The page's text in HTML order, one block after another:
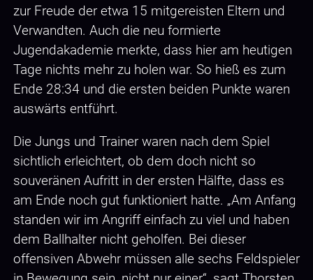
zur Freude der etwa 15 mitgereisten Eltern und
Verwandten. Auch die neu formierte
Jugendakademie merkte, dass hier am heutigen
Tage nichts mehr zu holen war. So hieß es zum
Ende 28:34 und die ersten beiden Punkte waren
auswärts entführt.
Die Jungs und Trainer waren nach dem Spiel
sichtlich erleichtert, ob dem doch nicht so
souveränen Aufritt in der ersten Hälfte, dass es
am Ende noch gut funktioniert hatte. „Am Anfang
standen wir im Angriff einfach zu viel und haben
dem Ballhalter nicht geholfen. Bei dieser
offensiven Abwehr müssen alle sechs Feldspieler